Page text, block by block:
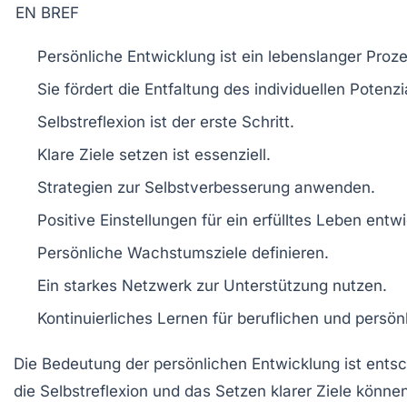
EN BREF
Persönliche Entwicklung ist ein lebenslanger
Sie fördert die Entfaltung des individuellen
Selbstreflexion ist der erste Schritt.
Klare Ziele setzen ist essenziell.
Strategien zur Selbstverbesserung anwenden.
Positive Einstellungen für ein erfülltes Leben
Persönliche Wachstumsziele definieren.
Ein starkes Netzwerk zur Unterstützung nutzen.
Kontinuierliches Lernen für beruflichen und
Die Bedeutung der persönlichen Entwicklung ist
die Selbstreflexion und das Setzen klarer Ziele